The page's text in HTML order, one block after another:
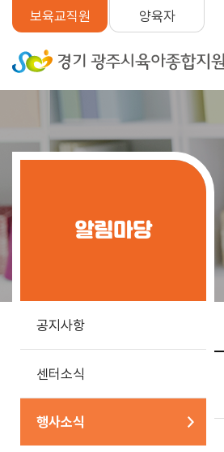
보육교직원 양육자
알림마당
공지사항
센터소식
행사소식